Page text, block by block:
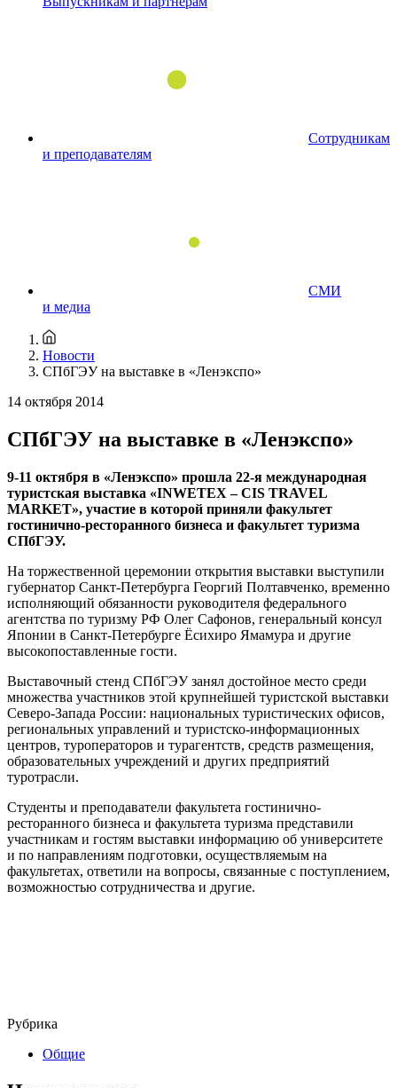
Сотрудникам
и преподавателям
СМИ
и медиа
Новости
СПбГЭУ на выставке в «Ленэкспо»
14 октября 2014
СПбГЭУ на выставке в «Ленэкспо»
9-11 октября в «Ленэкспо» прошла 22-я международная
туристская выставка «INWETEX – CIS TRAVEL
MARKET», участие в которой приняли факультет
гостинично-ресторанного бизнеса и факультет туризма
СПбГЭУ.
На торжественной церемонии открытия выставки выступили
губернатор Санкт-Петербурга Георгий Полтавченко, временно
исполняющий обязанности руководителя федерального
агентства по туризму РФ Олег Сафонов, генеральный консул
Японии в Санкт-Петербурге Ёсихиро Ямамура и другие
высокопоставленные гости.
Выставочный стенд СПбГЭУ занял достойное место среди
множества участников этой крупнейшей туристской выставки
Северо-Запада России: национальных туристических офисов,
региональных управлений и туристско-информационных
центров, туроператоров и турагентств, средств размещения,
образовательных учреждений и других предприятий
туротрасли.
Студенты и преподаватели факультета гостинично-
ресторанного бизнеса и факультета туризма представили
участникам и гостям выставки информацию об университете
и по направлениям подготовки, осуществляемым на
факультетах, ответили на вопросы, связанные с поступлением,
возможностью сотрудничества и другие.
Рубрика
Общие